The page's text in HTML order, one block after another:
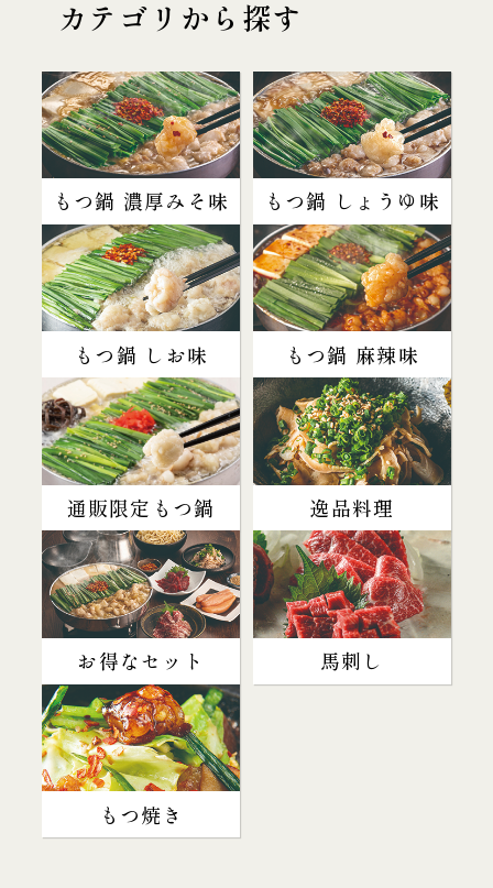
カテゴリから探す
もつ鍋 濃厚みそ味 もつ鍋 しょうゆ味
もつ鍋 しお味 もつ鍋 麻辣味
通販限定もつ鍋 逸品料理
お得なセット 馬刺し
もつ焼き